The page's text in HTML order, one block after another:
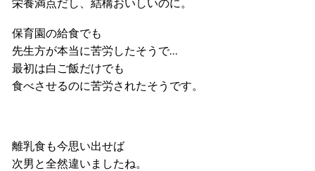
保育園の給食でも
先生方が本当に苦労したそうで…
最初は白ご飯だけでも
食べさせるのに苦労されたそうです。
離乳食も今思い出せば
次男と全然違いましたね。